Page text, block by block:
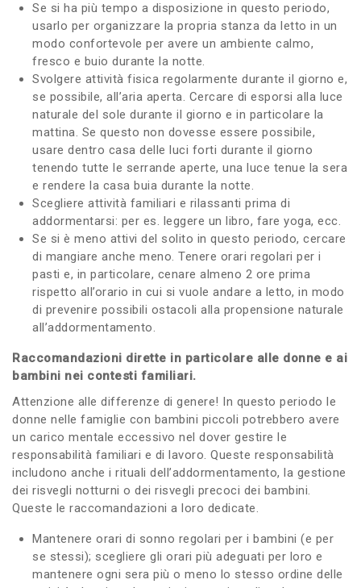
Se si ha più tempo a disposizione in questo periodo,
usarlo per organizzare la propria stanza da letto in un
modo confortevole per avere un ambiente calmo,
fresco e buio durante la notte.
Svolgere attività fisica regolarmente durante il giorno e,
se possibile, all’aria aperta. Cercare di esporsi alla luce
naturale del sole durante il giorno e in particolare la
mattina. Se questo non dovesse essere possibile,
usare dentro casa delle luci forti durante il giorno
tenendo tutte le serrande aperte, una luce tenue la sera
e rendere la casa buia durante la notte.
Scegliere attività familiari e rilassanti prima di
addormentarsi: per es. leggere un libro, fare yoga, ecc.
Se si è meno attivi del solito in questo periodo, cercare
di mangiare anche meno. Tenere orari regolari per i
pasti e, in particolare, cenare almeno 2 ore prima
rispetto all’orario in cui si vuole andare a letto, in modo
di prevenire possibili ostacoli alla propensione naturale
all’addormentamento.
Raccomandazioni dirette in particolare alle donne e ai
bambini nei contesti familiari.
Attenzione alle differenze di genere! In questo periodo le
donne nelle famiglie con bambini piccoli potrebbero avere
un carico mentale eccessivo nel dover gestire le
responsabilità familiari e di lavoro. Queste responsabilità
includono anche i rituali dell’addormentamento, la gestione
dei risvegli notturni o dei risvegli precoci dei bambini.
Queste le raccomandazioni a loro dedicate.
Mantenere orari di sonno regolari per i bambini (e per
se stessi); scegliere gli orari più adeguati per loro e
mantenere ogni sera più o meno lo stesso ordine delle